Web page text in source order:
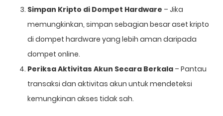
Simpan Kripto di Dompet Hardware – Jika
memungkinkan, simpan sebagian besar aset kripto
di dompet hardware yang lebih aman daripada
dompet online.
Periksa Aktivitas Akun Secara Berkala – Pantau
transaksi dan aktivitas akun untuk mendeteksi
kemungkinan akses tidak sah.